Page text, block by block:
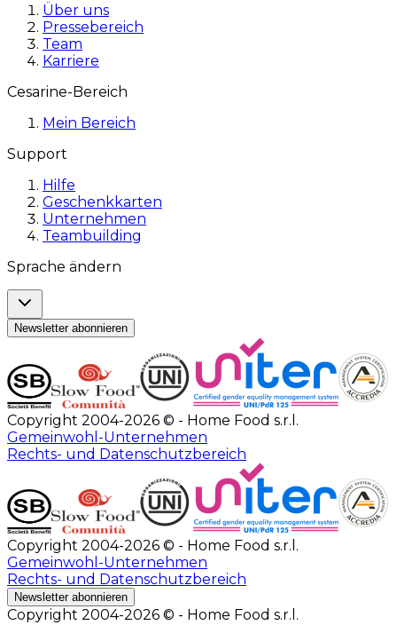
Über uns
Pressebereich
Team
Karriere
Cesarine-Bereich
Mein Bereich
Support
Hilfe
Geschenkkarten
Unternehmen
Teambuilding
Sprache ändern
Newsletter abonnieren
Copyright 2004-2026 © - Home Food s.r.l.
Gemeinwohl-Unternehmen
Rechts- und Datenschutzbereich
Copyright 2004-2026 © - Home Food s.r.l.
Gemeinwohl-Unternehmen
Rechts- und Datenschutzbereich
Newsletter abonnieren
Copyright 2004-2026 © - Home Food s.r.l.